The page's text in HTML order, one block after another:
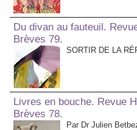
Du divan au fauteuil.
Brèves 79.
SORTIR DE LA
Livres en bouche. Revue
Brèves 78.
Par Dr Julien